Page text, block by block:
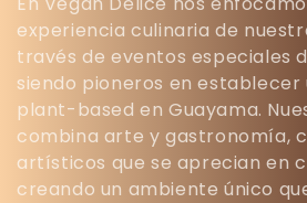
l
l
e
experiencia culinaria de
través de eventos especiales
siendo pioneros en
plant-based en Guayama.
combina arte y gastronomía,
artísticos que se aprecian en
creando un ambiente único